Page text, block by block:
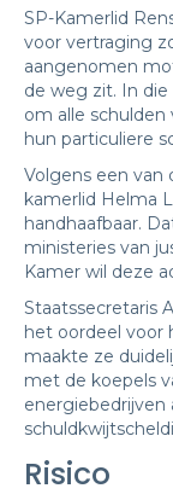
SP-Kamerlid
voor vertraging
aangenomen
de weg zit. In
om alle
hun particuliere
Volgens een van
kamerlid Helma
handhaafbaar.
ministeries van
Kamer wil deze
Staatssecretaris
het oordeel voor
maakte ze
met de koepels
energiebedrijven
Risico